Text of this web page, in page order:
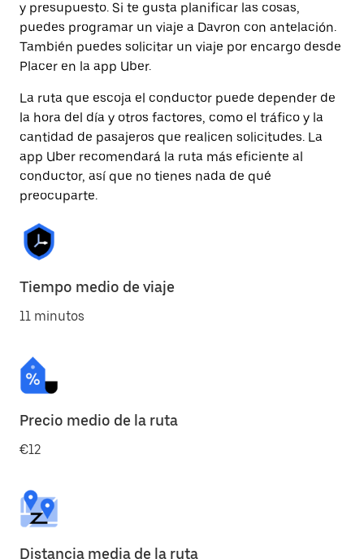
y presupuesto. Si te gusta planificar las cosas,
puedes programar un viaje a Davron con antelación.
También puedes solicitar un viaje por encargo desde
Placer en la app Uber.
La ruta que escoja el conductor puede depender de
la hora del día y otros factores, como el tráfico y la
cantidad de pasajeros que realicen solicitudes. La
app Uber recomendará la ruta más eficiente al
conductor, así que no tienes nada de qué
preocuparte.
Tiempo medio de viaje
11 minutos
Precio medio de la ruta
€12
Distancia media de la ruta